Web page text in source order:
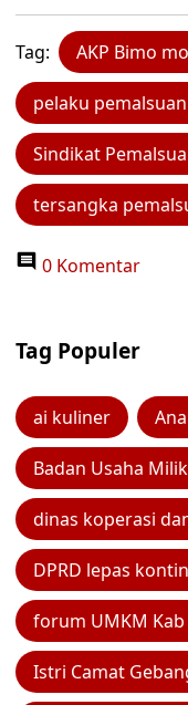
Tag: AKP Bimo
pelaku
Sindikat
tersangka
0 Komentar
Tag Populer
ai kuliner
Badan Usaha
dinas koperasi
DPRD lepas
forum UMKM
Istri Camat